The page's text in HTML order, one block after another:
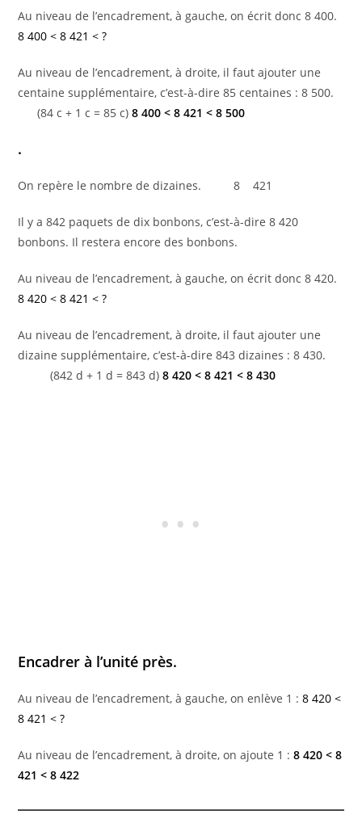
Au niveau de l’encadrement, à gauche, on écrit donc 8 400.
8 400 < 8 421 < ?
Au niveau de l’encadrement, à droite, il faut ajouter une
centaine supplémentaire, c’est-à-dire 85 centaines : 8 500.
(84 c + 1 c = 85 c)8 400 < 8 421 < 8 500
.
On repère le nombre de dizaines. 8 421
Il y a 842 paquets de dix bonbons, c’est-à-dire 8 420
bonbons. Il restera encore des bonbons.
Au niveau de l’encadrement, à gauche, on écrit donc 8 420.
8 420 < 8 421 < ?
Au niveau de l’encadrement, à droite, il faut ajouter une
dizaine supplémentaire, c’est-à-dire 843 dizaines : 8 430.
(842 d + 1 d = 843 d)8 420 < 8 421 < 8 430
Encadrer à l’unité près.
Au niveau de l’encadrement, à gauche, on enlève 1 :8 420 <
8 421 < ?
Au niveau de l’encadrement, à droite, on ajoute 1 :8 420 < 8
421 < 8 422